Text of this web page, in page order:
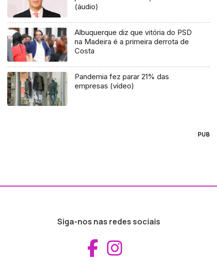
(áudio)
Albuquerque diz que vitória do PSD
na Madeira é a primeira derrota de
Costa
Pandemia fez parar 21% das
empresas (vídeo)
PUB
Siga-nos nas redes sociais
Aceder ao